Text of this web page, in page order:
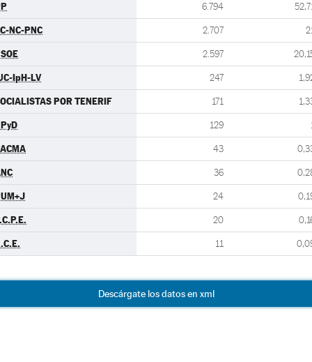
6.794
NC-PNC 2.707
2.597
IpH-LV 247
POR TENERIF 171
129
43
36
24
20
11
Descárgate los datos en xml